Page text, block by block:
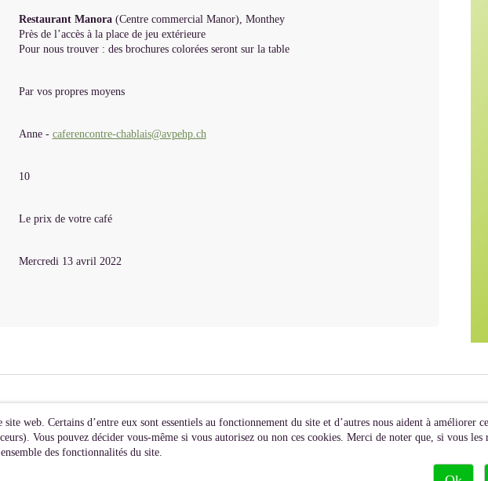
Restaurant Manora (Centre commercial Manor), Monthey
Près de l’accès à la place de jeu extérieure
Pour nous trouver : des brochures colorées seront sur la table
Par vos propres moyens
Anne - caferencontre-chablais@avpehp.ch
10
Le prix de votre café
Mercredi 13 avril 2022
web. Certains d’entre eux sont essentiels au fonctionnement du site et d’autres nous aident à améliorer
Vous pouvez décider vous-même si vous autorisez ou non ces cookies. Merci de noter que, si vous les
des fonctionnalités du site.